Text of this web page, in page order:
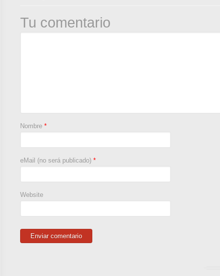
Tu comentario
Nombre *
eMail (no será publicado) *
Website